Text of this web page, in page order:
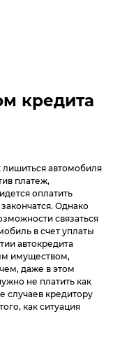
кредита
лишиться автомобиля
платеж,
оплатить
Однако
связаться
в счет уплаты
автокредита
имуществом,
даже в этом
не платить как
случаев кредитору
как ситуация